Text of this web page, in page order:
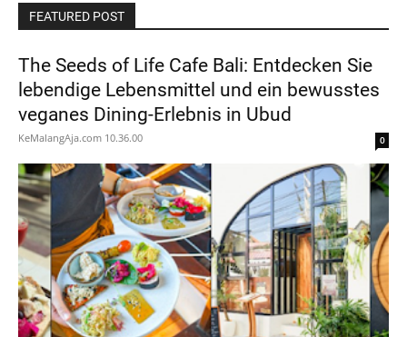
FEATURED POST
The Seeds of Life Cafe Bali: Entdecken Sie
lebendige Lebensmittel und ein bewusstes
veganes Dining-Erlebnis in Ubud
KeMalangAja.com 10.36.00 0